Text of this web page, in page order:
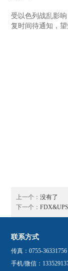
受以色列战乱影
复时间待通知，望
深圳市
2023
上一个：没有了
下一个：
联系方式
传真：0755-36331756
手机/微信：